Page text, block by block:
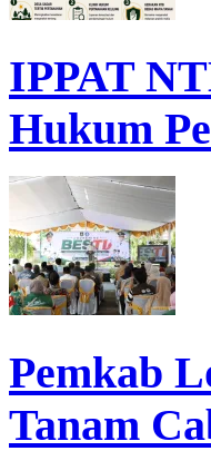
IPPAT
Hukum
Pemkab
Tanam